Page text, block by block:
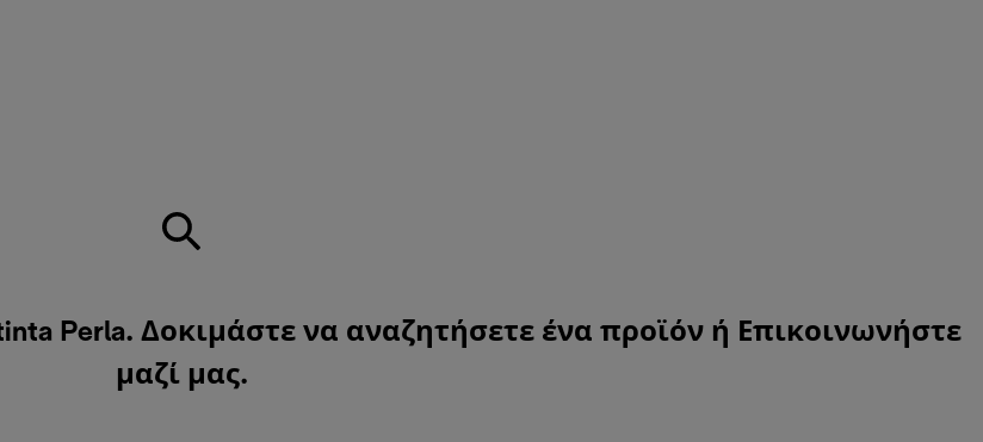
Perla. Δοκιμάστε να αναζητήσετε ένα προϊόν ή Επικοινωνήστε
μαζί μας.